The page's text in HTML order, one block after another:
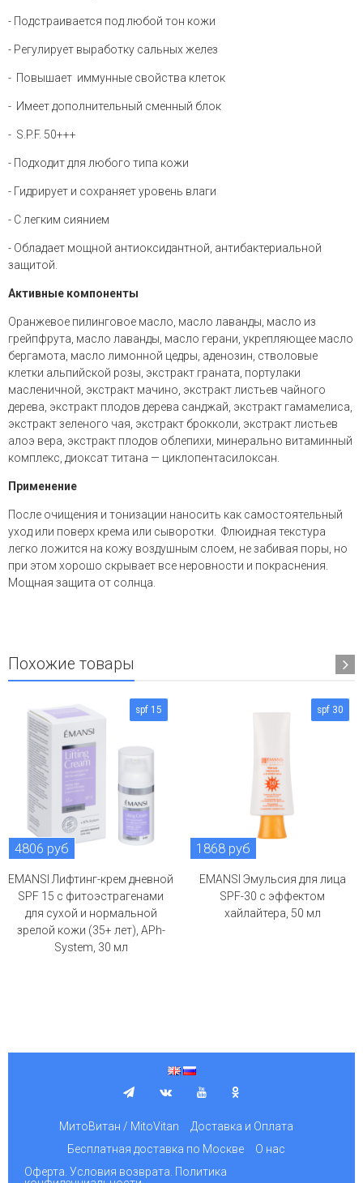
- Подстраивается под любой тон кожи
- Регулирует выработку сальных желез
- Повышает иммунные свойства клеток
- Имеет дополнительный сменный блок
- S.P.F. 50+++
- Подходит для любого типа кожи
- Гидрирует и сохраняет уровень влаги
- С легким сиянием
- Обладает мощной антиоксидантной, антибактериальной
защитой.
Активные компоненты
Оранжевое пилинговое масло, масло лаванды, масло из
грейпфрута, масло лаванды, масло герани, укрепляющее масло
бергамота, масло лимонной цедры, аденозин, стволовые
клетки альпийской розы, экстракт граната, портулаки
масленичной, экстракт мачино, экстракт листьев чайного
дерева, экстракт плодов дерева санджай, экстракт гамамелиса,
экстракт зеленого чая, экстракт брокколи, экстракт листьев
алоэ вера, экстракт плодов облепихи, минерально витаминный
комплекс, диоксат титана — циклопентасилоксан.
Применение
После очищения и тонизации наносить как самостоятельный
уход или поверх крема или сыворотки. Флюидная текстура
легко ложится на кожу воздушным слоем, не забивая поры, но
при этом хорошо скрывает все неровности и покраснения.
Мощная защита от солнца.
Похожие товары
spf 15
4806 руб
EMANSI Лифтинг-крем дневной
SPF 15 с фитоэстрагенами
для сухой и нормальной
зрелой кожи (35+ лет), APh-
System, 30 мл
spf 30
1868 руб
EMANSI Эмульсия для лица
SPF-30 с эффектом
хайлайтера, 50 мл
МитоВитан / MitoVitan
Доставка и Оплата
Бесплатная доставка по Москве
О нас
Оферта. Условия возврата. Политика